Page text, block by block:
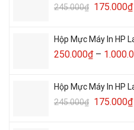
245.000₫ 175.000₫
Hộp Mực Máy In HP
250.000₫ –
Hộp Mực Máy In HP
245.000₫ 175.000₫